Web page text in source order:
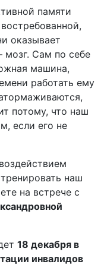
памяти
оказывает
мозг. Сам по себе
машина,
работать ему
потому, что наш
если его не
наш
на встрече с
18 декабря в
инвалидов